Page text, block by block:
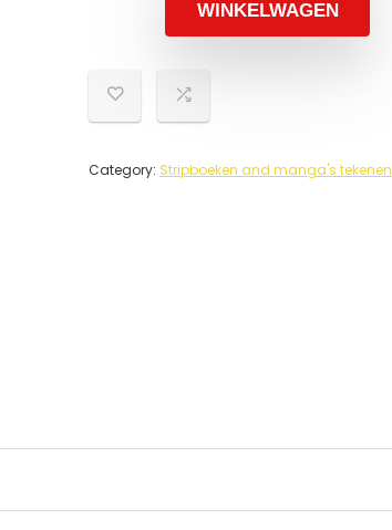
WINKELWAGEN
Category: Stripboeken and manga's tekenen